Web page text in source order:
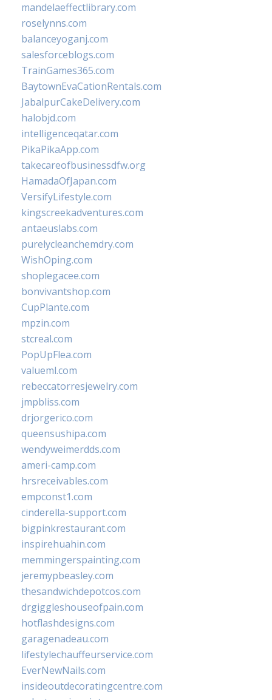
mandelaeffectlibrary.com
roselynns.com
balanceyoganj.com
salesforceblogs.com
TrainGames365.com
BaytownEvaCationRentals.com
JabalpurCakeDelivery.com
halobjd.com
intelligenceqatar.com
PikaPikaApp.com
takecareofbusinessdfw.org
HamadaOfJapan.com
VersifyLifestyle.com
kingscreekadventures.com
antaeuslabs.com
purelycleanchemdry.com
WishOping.com
shoplegacee.com
bonvivantshop.com
CupPlante.com
mpzin.com
stcreal.com
PopUpFlea.com
valueml.com
rebeccatorresjewelry.com
jmpbliss.com
drjorgerico.com
queensushipa.com
wendyweimerdds.com
ameri-camp.com
hrsreceivables.com
empconst1.com
cinderella-support.com
bigpinkrestaurant.com
inspirehuahin.com
memmingerspainting.com
jeremypbeasley.com
thesandwichdepotcos.com
drgiggleshouseofpain.com
hotflashdesigns.com
garagenadeau.com
lifestylechauffeurservice.com
EverNewNails.com
insideoutdecoratingcentre.com